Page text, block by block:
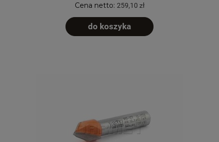
Cena netto: 259,10 zł
do koszyka